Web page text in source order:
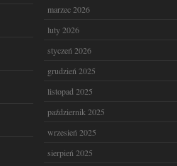
marzec 2026
luty 2026
styczeń 2026
grudzień 2025
listopad 2025
październik 2025
wrzesień 2025
sierpień 2025